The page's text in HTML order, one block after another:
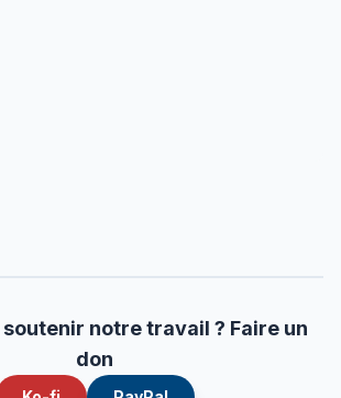
notre travail ? Faire un
don